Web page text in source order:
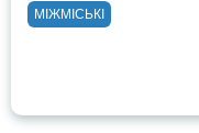
МІЖМІСЬКІ